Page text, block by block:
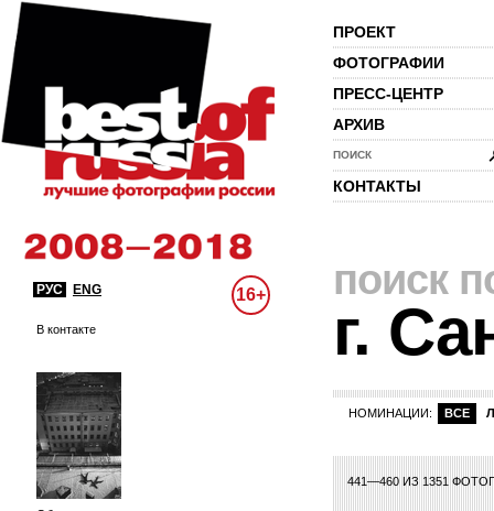
ПРОЕКТ
ФОТОГРАФИИ
ПРЕСС-ЦЕНТР
АРХИВ
ПОИСК
КОНТАКТЫ
РУС ENG 16+
В контакте
поиск
г.
НОМИНАЦИИ: ВСЕ
441—460 ИЗ 1351
9 10 11 12 13 14